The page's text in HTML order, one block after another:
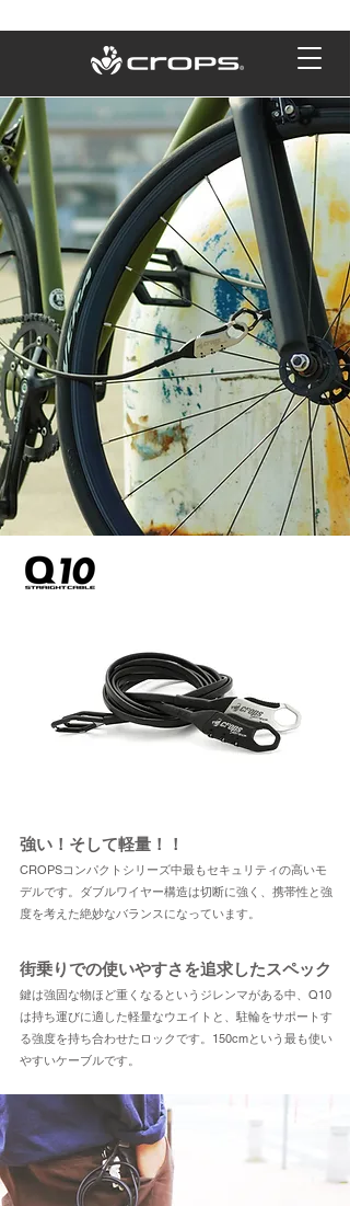
​強い！そして軽量！！
CROPSコンパクトシリーズ中最もセキュリティの高いモ
デルです。ダブルワイヤー構造は切断に強く、携帯性と強
度を考えた絶妙なバランスになっています。
街乗りでの使いやすさを追求したスペック
​鍵は強固な物ほど重くなるというジレンマがある中、Q10
は持ち運びに適した軽量なウエイトと、駐輪をサポートす
る強度を持ち合わせたロックです。150cmという最も使い
やすいケーブルです。